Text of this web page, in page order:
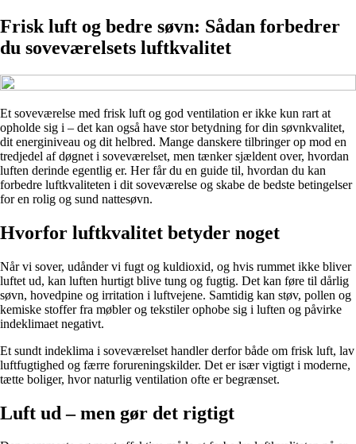
Frisk luft og bedre søvn: Sådan forbedrer
du soveværelsets luftkvalitet
Et soveværelse med frisk luft og god ventilation er ikke kun rart at
opholde sig i – det kan også have stor betydning for din søvnkvalitet,
dit energiniveau og dit helbred. Mange danskere tilbringer op mod en
tredjedel af døgnet i soveværelset, men tænker sjældent over, hvordan
luften derinde egentlig er. Her får du en guide til, hvordan du kan
forbedre luftkvaliteten i dit soveværelse og skabe de bedste betingelser
for en rolig og sund nattesøvn.
Hvorfor luftkvalitet betyder noget
Når vi sover, udånder vi fugt og kuldioxid, og hvis rummet ikke bliver
luftet ud, kan luften hurtigt blive tung og fugtig. Det kan føre til dårlig
søvn, hovedpine og irritation i luftvejene. Samtidig kan støv, pollen og
kemiske stoffer fra møbler og tekstiler ophobe sig i luften og påvirke
indeklimaet negativt.
Et sundt indeklima i soveværelset handler derfor både om frisk luft, lav
luftfugtighed og færre forureningskilder. Det er især vigtigt i moderne,
tætte boliger, hvor naturlig ventilation ofte er begrænset.
Luft ud – men gør det rigtigt